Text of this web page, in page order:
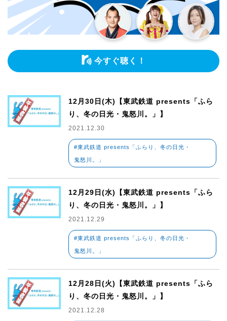
今すぐ聴く！
12月30日(木)【東武鉄道 presents「ふら
り、冬の日光・鬼怒川。」】
2021.12.30
#東武鉄道 presents「ふらり、冬の日光・
鬼怒川。」
12月29日(水)【東武鉄道 presents「ふら
り、冬の日光・鬼怒川。」】
2021.12.29
#東武鉄道 presents「ふらり、冬の日光・
鬼怒川。」
12月28日(火)【東武鉄道 presents「ふら
り、冬の日光・鬼怒川。」】
2021.12.28